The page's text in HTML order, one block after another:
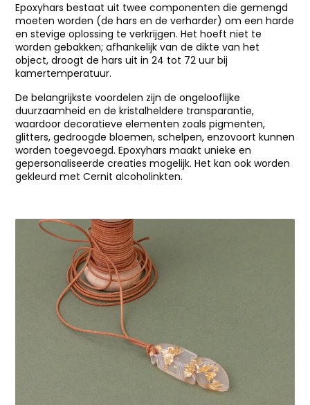
Epoxyhars bestaat uit twee componenten die gemengd
moeten worden (de hars en de verharder) om een harde
en stevige oplossing te verkrijgen. Het hoeft niet te
worden gebakken; afhankelijk van de dikte van het
object, droogt de hars uit in 24 tot 72 uur bij
kamertemperatuur.
De belangrijkste voordelen zijn de ongelooflijke
duurzaamheid en de kristalheldere transparantie,
waardoor decoratieve elementen zoals pigmenten,
glitters, gedroogde bloemen, schelpen, enzovoort kunnen
worden toegevoegd. Epoxyhars maakt unieke en
gepersonaliseerde creaties mogelijk. Het kan ook worden
gekleurd met Cernit alcoholinkten.